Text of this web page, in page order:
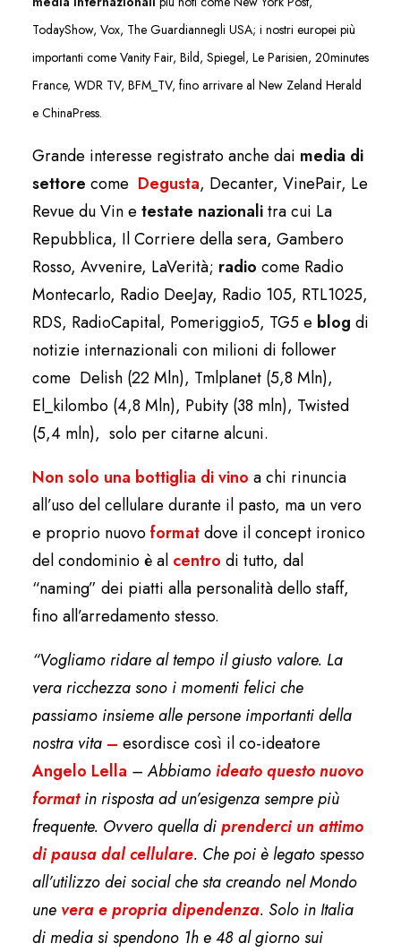
TodayShow, Vox, The Guardiannegli USA; i nostri europei più
importanti come Vanity Fair, Bild, Spiegel, Le Parisien, 20minutes
France, WDR TV, BFM_TV, fino arrivare al New Zeland Herald
e ChinaPress.
Grande interesse registrato anche dai media di
settore come Degusta, Decanter, VinePair, Le
Revue du Vin e testate nazionalitra cui La
Repubblica, Il Corriere della sera, Gambero
Rosso, Avvenire, LaVerità; radio come Radio
Montecarlo, Radio DeeJay, Radio 105, RTL1025,
RDS, RadioCapital, Pomeriggio5, TG5 e blog di
notizie internazionali con milioni di follower
come Delish (22 Mln), Tmlplanet (5,8 Mln),
El_kilombo (4,8 Mln), Pubity (38 mln), Twisted
(5,4 mln), solo per citarne alcuni.
Non solo una bottiglia di vino a chi rinuncia
all’uso del cellulare durante il pasto, ma un vero
e proprio nuovoformatdove il concept ironico
del condominio è al centro di tutto, dal
“naming” dei piatti alla personalità dello staff,
fino all’arredamento stesso.
“Vogliamo ridare al tempo il giusto valore. La
vera ricchezza sono i momenti felici che
passiamo insieme alle persone importanti della
nostra vita – esordisce così il co-ideatore
Angelo Lella –Abbiamoideato questo nuovo
formatin risposta ad un’esigenza sempre più
frequente. Ovvero quella diprenderci un attimo
di pausa dal cellulare. Che poi è legato spesso
all’utilizzo dei social che sta creando nel Mondo
une vera e propria dipendenza. Solo in Italia
di media si spendono 1h e 48 al giorno sui